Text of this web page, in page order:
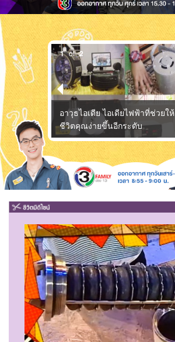
อาวุธไอเดีย ไอเดียไฟฟ้าที่ช่วยให้
ชีวิตคุณง่ายขึ้นอีกระดับ
1 of 2